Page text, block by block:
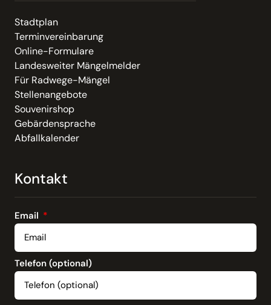
Stadtplan
Terminvereinbarung
Online-Formulare
Landesweiter Mängelmelder
Für Radwege-Mängel
Stellenangebote
Souvenirshop
Gebärdensprache
Abfallkalender
Kontakt
Email
Telefon (optional)